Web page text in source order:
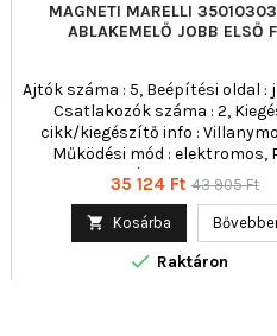
MAGNETI MARELLI
ABLAKEMELŐ JOBB ELSŐ
Ajtók száma : 5, Beépítési oldal :
Csatlakozók száma : 2,
cikk/kiegészítő info :
Működési mód : elektromos,
cikkszám : 350103034000
Ár
35 124 Ft Normál
43 905 Ft
 Kosárba
 Raktáron